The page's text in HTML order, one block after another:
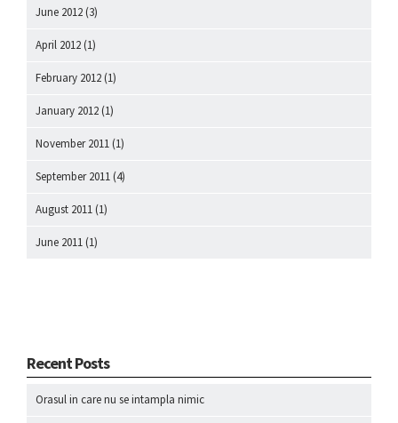
June 2012 (3)
April 2012 (1)
February 2012 (1)
January 2012 (1)
November 2011 (1)
September 2011 (4)
August 2011 (1)
June 2011 (1)
Recent Posts
Orasul in care nu se intampla nimic